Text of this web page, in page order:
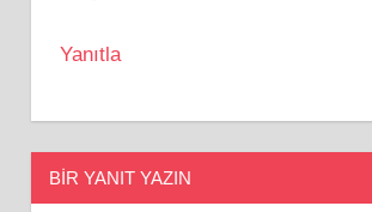
Yanıtla
BIR YANIT YAZIN